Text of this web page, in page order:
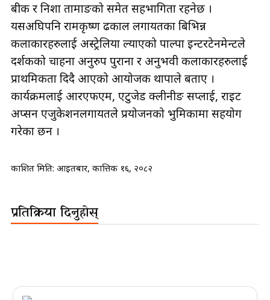
बीक र निशा तामाङको समेत सहभागिता रहनेछ ।
यसअघिपनि रामकृष्ण ढकाल लगायतका बिभिन्न
कलाकारहरुलाई अस्ट्रेलिया ल्याएको पाल्पा इन्टरटेनमेन्टले
दर्शकको चाहना अनुरुप पुराना र अनुभवी कलाकारहरुलाई
प्राथमिकता दिदै आएको आयोजक थापाले बताए ।
कार्यक्रमलाई आरएफएम, एटुजेड क्लीनीङ सप्लाई, राइट
अप्सन एजुकेशनलगायतले प्रयोजनको भुमिकामा सहयोग
गरेका छन ।
प्रकाशित मिति: आइतबार, कात्तिक १६, २०८२
प्रतिक्रिया दिनुहोस्